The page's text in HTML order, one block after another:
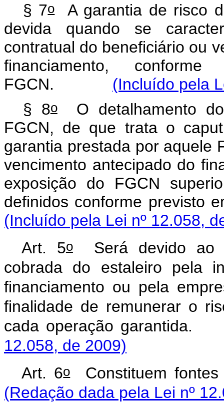
§ 7oA garantia de risco
devida quando se
contratual do beneficiário ou
financiamento,
FGCN. (Incluído pela
§ 8oO detalhamento
FGCN, de que trata o caput
garantia prestada por aquele
vencimento antecipado do
exposição do FGCN
definidos conforme
(Incluído pela Lei nº 12.058,
Art. 5oSerá devido ao
cobrada do estaleiro pela
financiamento ou pela
finalidade de remunerar o
cada operação
12.058, de 2009)
Art. 6oConstituem
(Redação dada pela Lei nº